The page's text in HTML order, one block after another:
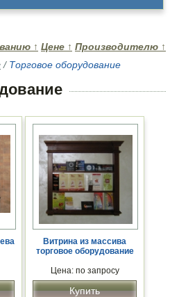
↑ Цене ↑ Производителю ↑
/ Торговое оборудование
Витрина из массива
торговое оборудование
Цена: по запросу
Купить